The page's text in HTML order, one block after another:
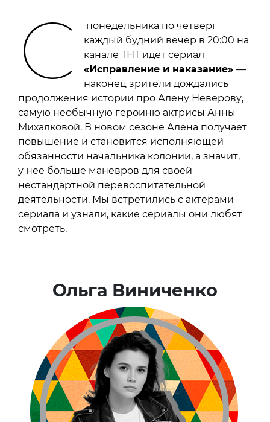
С
понедельника по четверг
каждый будний вечер в 20:00 на
канале ТНТ идет сериал
«Исправление и наказание»—
наконец зрители дождались
продолжения истории про Алену Неверову,
самую необычную героиню актрисы Анны
Михалковой. В новом сезоне Алена получает
повышение и становится исполняющей
обязанности начальника колонии, а значит,
у нее больше маневров для своей
нестандартной перевоспитательной
деятельности. Мы встретились с актерами
сериала и узнали, какие сериалы они любят
смотреть.
Ольга Виниченко